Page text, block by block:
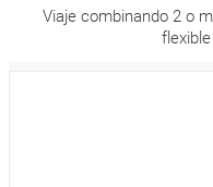
Viaje combinando 2 o